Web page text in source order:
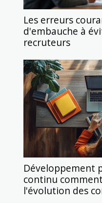
Les erreurs
d'embauche à
recruteurs
Développement
continu
l'évolution des